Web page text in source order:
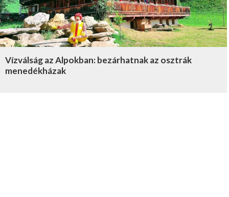
Vízválság az Alpokban: bezárhatnak az osztrák
menedékházak